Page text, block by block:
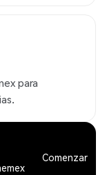
para
Comenzar